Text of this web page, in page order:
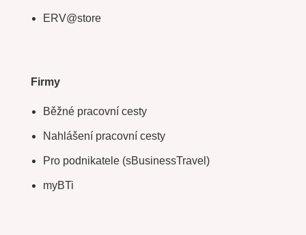
ERV@store
Firmy
Běžné pracovní cesty
Nahlášení pracovní cesty
Pro podnikatele (sBusinessTravel)
myBTi